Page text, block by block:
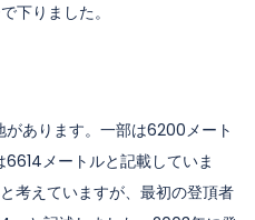
下りました。
あります。一部は6200メート
メートルと記載していま
考えていますが、最初の登頂者